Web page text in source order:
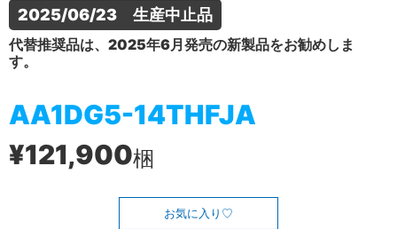
2025/06/23　生産中止品
代替推奨品は、2025年6月発売の新製品をお勧めしま
す。
AA1DG5-14THFJA
¥121,900梱
お気に入り